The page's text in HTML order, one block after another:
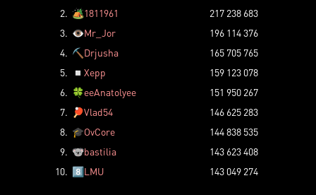
2. 🏕️1811961
217 238 683
3. 👁️Mr_Jor
196 114 376
4. ⛏️ Drjusha
165 705 765
5.
◽ Xepp
159 123 078
6. 🍀eeAnatolyee
151 950 267
7.
🏓Vlad54
146 625 283
8. 🎓OvCore
144 838 535
9. 🐨bastilia
143 623 408
10. 8️⃣LMU 143 049 274